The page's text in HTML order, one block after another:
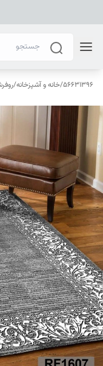
56631396
/خانه و آشپزخانه/